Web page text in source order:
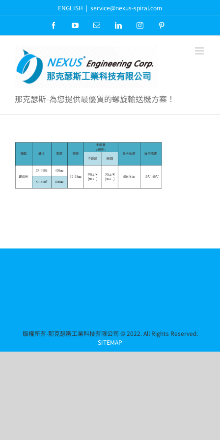
to
ENGLISH | service@nexus-spiral.com
FacebookYouTubeEmail: LinkedInInstagram
那克瑟斯-為您提供最優質的螺旋輸送機方案！
版權所有-那克瑟斯工業科技有限公司 © 2022. All Rights Reserved.
SITEMAP